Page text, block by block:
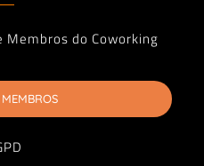
Membros do Coworking